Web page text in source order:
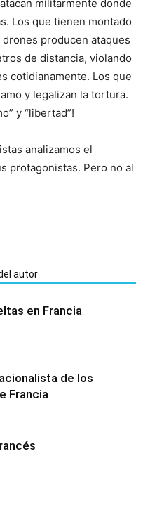
militarmente donde
Los que tienen montado
producen ataques
de distancia, violando
cotidianamente. Los que
y legalizan la tortura.
y “libertad”!
analizamos el
protagonistas. Pero no al
autor
en Francia
de los
Francia